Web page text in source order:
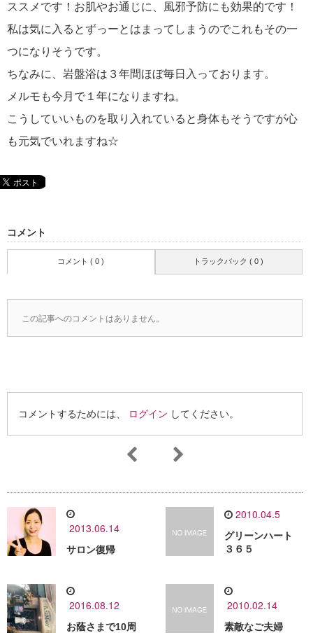
ススメです！お肌やお通じに、風邪予防にも効果的です！
私は気に入るとずっーとはまってしまうのでこれもその一
つになりそうです。
ちなみに、岩盤浴は３年間ほぼ毎日入っております。
メルモも今月で１年になりますね。
こうしていいものを取り入れていると身体もそうですが心
も元気でいれますね☆
コメント
コメント ( 0 ) トラックバック ( 0 )
この記事へのコメントはありません。
コメントするためには、 ログイン してください。
2013.06.14
サロン復帰
2010.04.5
グリーンハート
３６５
2016.08.12
お蔭さまで10周
2010.02.14
素敵なご夫婦